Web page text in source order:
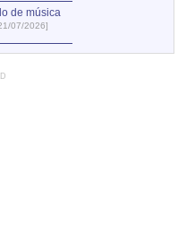
de música
07/2026]